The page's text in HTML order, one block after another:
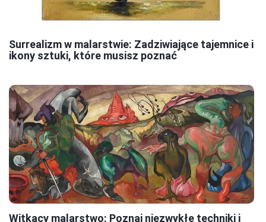
Surrealizm w malarstwie: Zadziwiające tajemnice i
ikony sztuki, które musisz poznać
Witkacy malarstwo: Poznaj niezwykłe techniki i